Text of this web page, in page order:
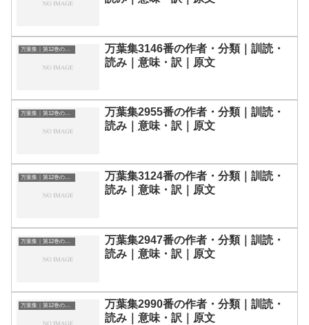
万葉集｜第12巻の和歌一覧
万葉集3146番の作者・分類｜訓読・
読み｜意味・訳｜原文
万葉集｜第12巻の和歌一覧
万葉集2955番の作者・分類｜訓読・
読み｜意味・訳｜原文
万葉集｜第12巻の和歌一覧
万葉集3124番の作者・分類｜訓読・
読み｜意味・訳｜原文
万葉集｜第12巻の和歌一覧
万葉集2947番の作者・分類｜訓読・
読み｜意味・訳｜原文
万葉集｜第12巻の和歌一覧
万葉集2990番の作者・分類｜訓読・
読み｜意味・訳｜原文